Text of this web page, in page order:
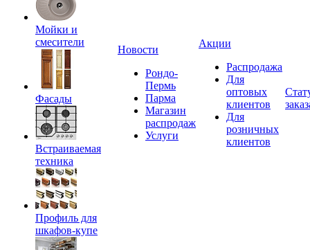
Мойки и
смесители
Фасады
Встраиваемая
техника
Профиль для
шкафов-купе
Новости
Рондо-
Пермь
Парма
Магазин
распродаж
Услуги
Акции
Распродажа
Для
оптовых
клиентов
Для
розничных
клиентов